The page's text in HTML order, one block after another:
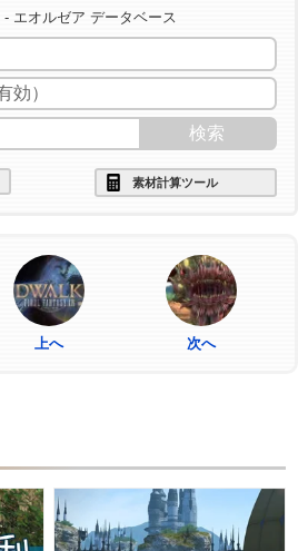
- エオルゼア データベース
素材計算ツール
上へ 次へ